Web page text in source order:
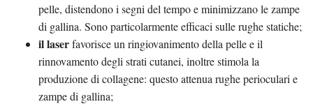
pelle, distendono i segni del tempo e minimizzano le zampe
di gallina. Sono particolarmente efficaci sulle rughe statiche;
il laserfavorisce un ringiovanimento della pelle e il
rinnovamento degli strati cutanei, inoltre stimola la
produzione di collagene: questo attenua rughe perioculari e
zampe di gallina;